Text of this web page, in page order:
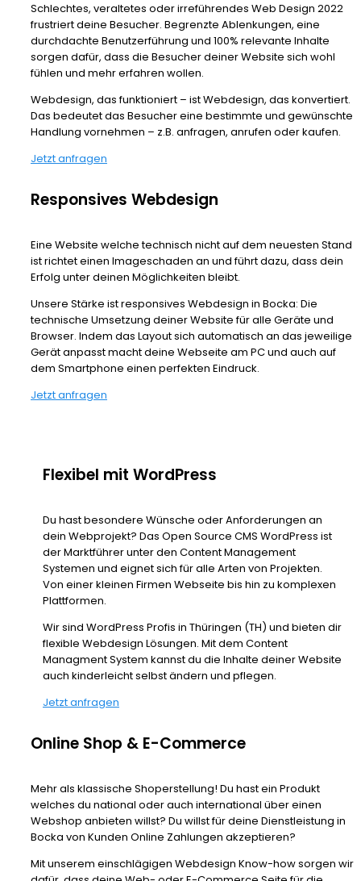
Schlechtes, veraltetes oder irreführendes Web Design 2022
frustriert deine Besucher. Begrenzte Ablenkungen, eine
durchdachte Benutzerführung und 100% relevante Inhalte
sorgen dafür, dass die Besucher deiner Website sich wohl
fühlen und mehr erfahren wollen.
Webdesign, das funktioniert – ist Webdesign, das konvertiert.
Das bedeutet das Besucher eine bestimmte und gewünschte
Handlung vornehmen – z.B. anfragen, anrufen oder kaufen.
Jetzt anfragen
Responsives Webdesign
Eine Website welche technisch nicht auf dem neuesten Stand
ist richtet einen Imageschaden an und führt dazu, dass dein
Erfolg unter deinen Möglichkeiten bleibt.
Unsere Stärke ist responsives Webdesign in Bocka: Die
technische Umsetzung deiner Website für alle Geräte und
Browser. Indem das Layout sich automatisch an das jeweilige
Gerät anpasst macht deine Webseite am PC und auch auf
dem Smartphone einen perfekten Eindruck.
Jetzt anfragen
Flexibel mit WordPress
Du hast besondere Wünsche oder Anforderungen an
dein Webprojekt? Das Open Source CMS WordPress ist
der Marktführer unter den Content Management
Systemen und eignet sich für alle Arten von Projekten.
Von einer kleinen Firmen Webseite bis hin zu komplexen
Plattformen.
Wir sind WordPress Profis in Thüringen (TH) und bieten dir
flexible Webdesign Lösungen. Mit dem Content
Managment System kannst du die Inhalte deiner Website
auch kinderleicht selbst ändern und pflegen.
Jetzt anfragen
Online Shop & E-Commerce
Mehr als klassische Shoperstellung! Du hast ein Produkt
welches du national oder auch international über einen
Webshop anbieten willst? Du willst für deine Dienstleistung in
Bocka von Kunden Online Zahlungen akzeptieren?
Mit unserem einschlägigen Webdesign Know-how sorgen wir